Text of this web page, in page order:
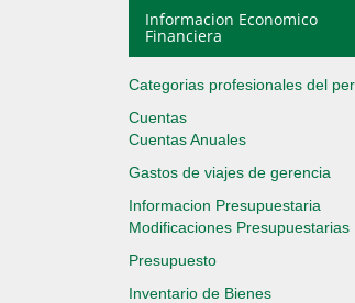
Informacion Economico
Financiera
Categorias profesionales del
Cuentas
Cuentas Anuales
Gastos de viajes de gerencia
Informacion Presupuestaria
Modificaciones Presupuestarias
Presupuesto
Inventario de Bienes